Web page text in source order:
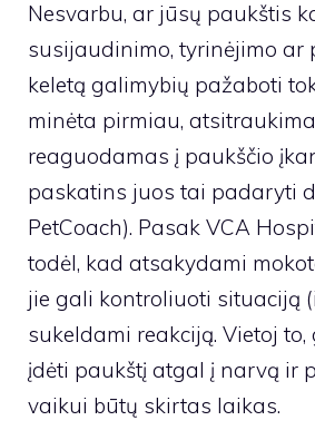
Nesvarbu, ar jūsų paukštis
susijaudinimo, tyrinėjimo ar
keletą galimybių pažaboti
minėta pirmiau,
reaguodamas į paukščio
paskatins juos tai padaryti
PetCoach). Pasak VCA
todėl, kad atsakydami
jie gali kontroliuoti situaciją
sukeldami reakciją. Vietoj
įdėti paukštį atgal į narvą ir
vaikui būtų skirtas laikas.